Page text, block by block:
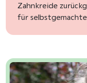
Zahnkreide
für